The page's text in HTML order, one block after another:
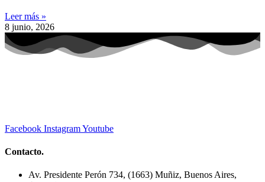
Leer más »
8 junio, 2026
Facebook InstagramYoutube
Contacto.
Av. Presidente Perón 734, (1663) Muñiz, Buenos Aires,